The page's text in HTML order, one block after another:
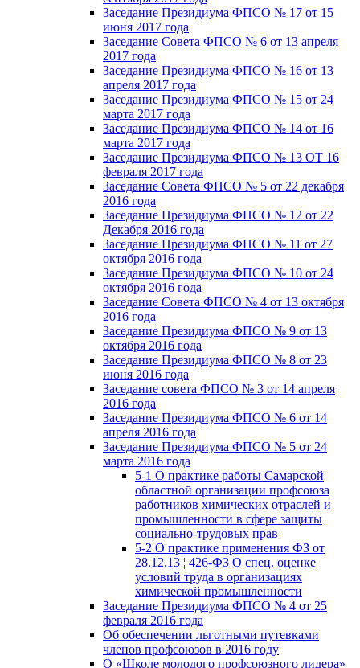
Заседание Президиума ФПСО № 17 от 15
июня 2017 года
Заседание Совета ФПСО № 6 от 13 апреля
2017 года
Заседание Президиума ФПСО № 16 от 13
апреля 2017 года
Заседание Президиума ФПСО № 15 от 24
марта 2017 года
Заседание Президиума ФПСО № 14 от 16
марта 2017 года
Заседание Президиума ФПСО № 13 ОТ 16
февраля 2017 года
Заседание Совета ФПСО № 5 от 22 декабря
2016 года
Заседание Президиума ФПСО № 12 от 22
Декабря 2016 года
Заседание Президиума ФПСО № 11 от 27
октября 2016 года
Заседание Президиума ФПСО № 10 от 24
октября 2016 года
Заседание Совета ФПСО № 4 от 13 октября
2016 года
Заседание Президиума ФПСО № 9 от 13
октября 2016 года
Заседание Президиума ФПСО № 8 от 23
июня 2016 года
Заседание совета ФПСО № 3 от 14 апреля
2016 года
Заседание Президиума ФПСО № 6 от 14
апреля 2016 года
Заседание Президиума ФПСО № 5 от 24
марта 2016 года
5-1 О практике работы Самарской
областной организации профсоюза
работников химических отраслей и
промышленности в сфере защиты
социально-трудовых прав
5-2 О практике применения ФЗ от
28.12.13 ¦ 426-ФЗ О спец. оценке
условий труда в организациях
химической промышленности
Заседание Президиума ФПСО № 4 от 25
февраля 2016 года
Об обеспечении льготными путевками
членов профсоюзов в 2016 году
О «Школе молодого профсоюзного лидера»